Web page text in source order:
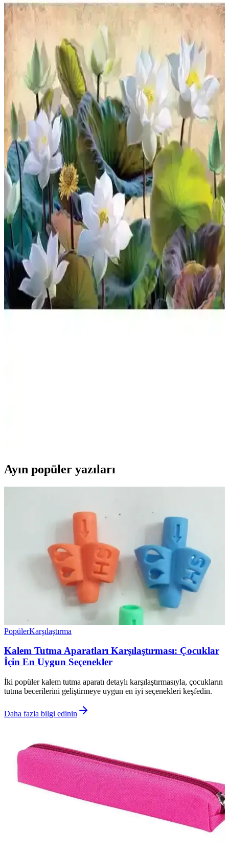
sunar. Tamamlandığında estetik bir tablo oluşturur ve odaklanmayı
teşvik eder.
Özcanlar 50x70 cm Ahşap Baskısız Dekoratif
Çerçeve Modern Duvar Dekorasyonu İçin
Özcanlar markasına ait 50x70 cm ahşap baskısız çerçeve, estetik ve
dayanıklı tasarımıyla poster, puzzle ve fotoğraf sergilemek için ideal,
kolay montaj ve uzun ömür sağlar.
Anatolian 1000 Parçalık Puzzle Aile Toplantısı ve
Zihin Gelişimi İçin Uygun
Anatolian markasının 1000 parçalık puzzle'ı, aile içi eğlence ve zihin
gelişimi sağlar. Canlı renkler, yüksek kalite ve kayıp parça desteğiyle
uzun ömürlü kullanım sunar.
Mixefor Puzzle Çerçevesi 1000 Parça Puzzle'lar İçin
Şık ve Dayanıklı Tasarım
Mixefor Puzzle Çerçevesi, 1000 parçalık puzzle'lar için tasarlanmış,
anti-reflektif yüzeyi ve şık tasarımıyla detayları net gösterir, kolay
montajıyla uzun ömür sağlar.
Anatolian 3000 Parçalık Puzzle Körfezdeki Villa
Temasıyla Detaylı İnceleme
Anatolian 3000 parçalık puzzle, yüksek kaliteli malzemeleri ve
detaylı görseliyle doğa ve mimarinin uyumunu yansıtarak eğlence ve
zihinsel gelişim sağlar.
KS Games 300 SL Gullwing 1000 Parça Puzzle
Ayın popüler yazıları
PopülerKarşılaştırma
Kalem Tutma Aparatları Karşılaştırması: Çocuklar
İçin En Uygun Seçenekler
İki popüler kalem tutma aparatı detaylı karşılaştırmasıyla, çocukların
tutma becerilerini geliştirmeye uygun en iyi seçenekleri keşfedin.
Daha fazla bilgi edinin